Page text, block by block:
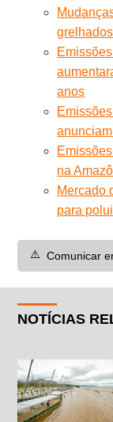
anos
na
Mercado
para
⚠️ Comunicar
NOTÍCIAS